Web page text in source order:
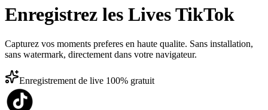
Enregistrez les Lives TikTok
Capturez vos moments preferes en haute qualite. Sans installation,
sans watermark, directement dans votre navigateur.
Enregistrement de live 100% gratuit